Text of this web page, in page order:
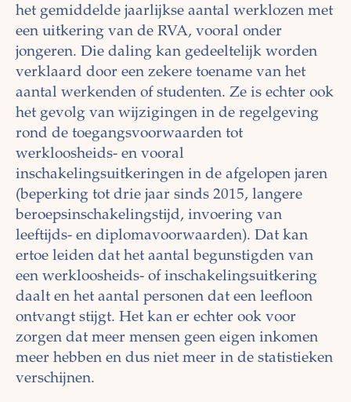
het gemiddelde jaarlijkse aantal werklozen met
een uitkering van de RVA, vooral onder
jongeren. Die daling kan gedeeltelijk worden
verklaard door een zekere toename van het
aantal werkenden of studenten. Ze is echter ook
het gevolg van wijzigingen in de regelgeving
rond de toegangsvoorwaarden tot
werkloosheids- en vooral
inschakelingsuitkeringen in de afgelopen jaren
(beperking tot drie jaar sinds 2015, langere
beroepsinschakelingstijd, invoering van
leeftijds- en diplomavoorwaarden). Dat kan
ertoe leiden dat het aantal begunstigden van
een werkloosheids- of inschakelingsuitkering
daalt en het aantal personen dat een leefloon
ontvangt stijgt. Het kan er echter ook voor
zorgen dat meer mensen geen eigen inkomen
meer hebben en dus niet meer in de statistieken
verschijnen.